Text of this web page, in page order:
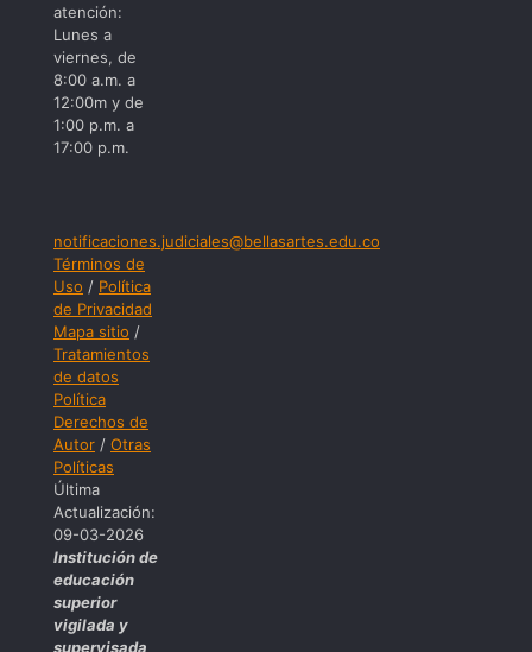
atención:
Lunes a
viernes, de
8:00 a.m. a
12:00m y de
1:00 p.m. a
17:00 p.m.
notificaciones.judiciales@bellasartes.edu.co
Términos de
Uso / Política
de Privacidad
Mapa sitio /
Tratamientos
de datos
Política
Derechos de
Autor / Otras
Políticas
Última
Actualización:
09-03-2026
Institución de
educación
superior
vigilada y
supervisada